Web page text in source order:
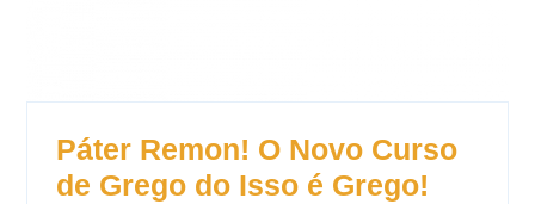
Páter Remon! O Novo Curso
de Grego do Isso é Grego!